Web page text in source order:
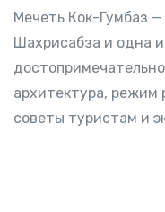
Мечеть Кок-Гумбаз
Шахрисабза и одна
архитектура, режим
советы туристам и